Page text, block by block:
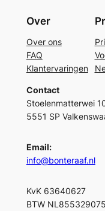
Over
Over ons
FAQ
Klantervaringen
Contact
Stoelenmatterwei
5551 SP
Email:
info@bonteraaf.nl
KvK 63640627
BTW